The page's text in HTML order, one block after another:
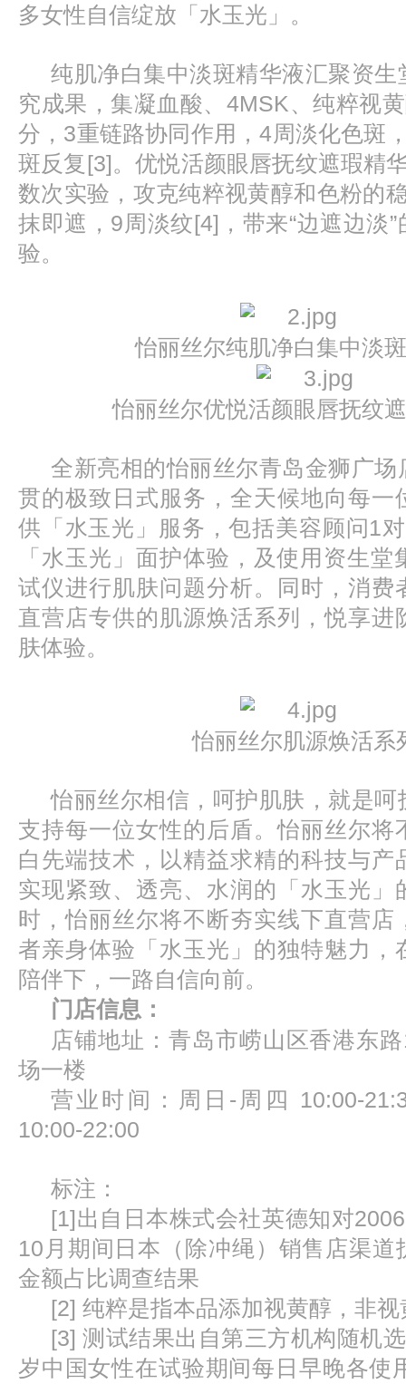
多女性自信绽放「水玉光」。
纯肌净白集中淡斑精华液汇聚资生
究成果，集凝血酸、4MSK、纯粹视
分，3重链路协同作用，4周淡化色斑
斑反复[3]。优悦活颜眼唇抚纹遮瑕精
数次实验，攻克纯粹视黄醇和色粉的
抹即遮，9周淡纹[4]，带来“边遮边淡
验。
怡丽丝尔纯肌净白集中淡
怡丽丝尔优悦活颜眼唇抚纹
全新亮相的怡丽丝尔青岛金狮广场
贯的极致日式服务，全天候地向每一
供「水玉光」服务，包括美容顾问1
「水玉光」面护体验，及使用资生堂
试仪进行肌肤问题分析。同时，消费
直营店专供的肌源焕活系列，悦享进
肤体验。
怡丽丝尔肌源焕活系
怡丽丝尔相信，呵护肌肤，就是呵
支持每一位女性的后盾。怡丽丝尔将
白先端技术，以精益求精的科技与产
实现紧致、透亮、水润的「水玉光」
时，怡丽丝尔将不断夯实线下直营店
者亲身体验「水玉光」的独特魅力，
陪伴下，一路自信向前。
门店信息：
店铺地址：青岛市崂山区香港东
场一楼
营业时间：周日-周四 10:00-
10:00-22:00
标注：
[1]出自日本株式会社英德知对
10月期间日本（除冲绳）销售店渠道
金额占比调查结果
[2] 纯粹是指本品添加视黄醇，非
[3] 测试结果出自第三方机构随机
岁中国女性在试验期间每日早晚各使